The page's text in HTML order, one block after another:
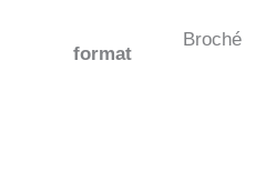
format
Broché